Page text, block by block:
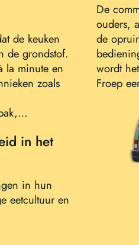
de keuken
de grondstof.
la minute en
zoals
in het
in hun
eetcultuur en
De
ouders,
de
wordt
Froep